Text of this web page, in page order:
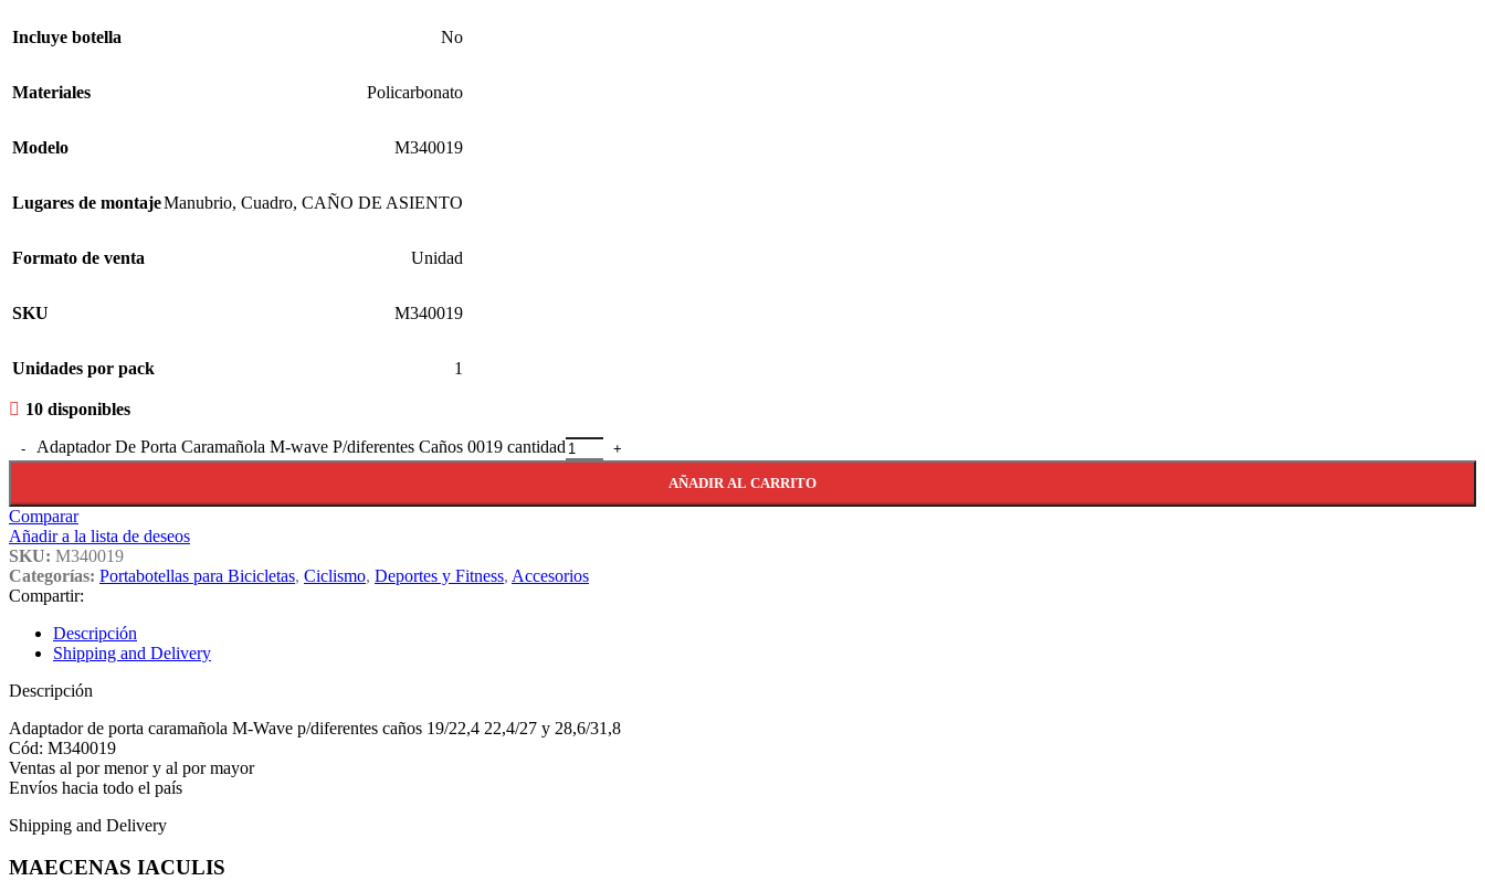
Incluye botella No
Materiales Policarbonato
Modelo M340019
Lugares de montajeManubrio, Cuadro, CAÑO DE ASIENTO
Formato de venta Unidad
SKU M340019
Unidades por pack 1
10 disponibles
Adaptador De Porta Caramañola M-wave P/diferentes Caños 0019 cantidad
AÑADIR AL CARRITO
Comparar
Añadir a la lista de deseos
SKU: M340019
Categorías: Portabotellas para Bicicletas, Ciclismo, Deportes y Fitness, Accesorios
Compartir:
Descripción
Shipping and Delivery
Descripción
Adaptador de porta caramañola M-Wave p/diferentes caños 19/22,4 22,4/27 y 28,6/31,8
Cód: M340019
Ventas al por menor y al por mayor
Envíos hacia todo el país
Shipping and Delivery
MAECENAS IACULIS